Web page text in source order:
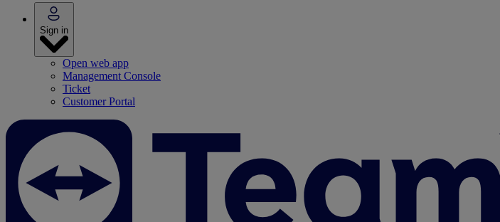
Sign in
Open web app
Management Console
Ticket
Customer Portal